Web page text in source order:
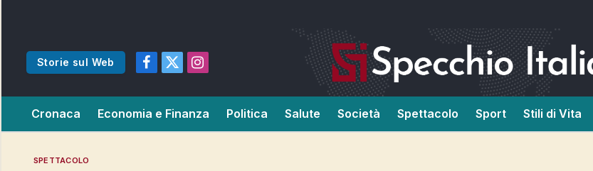
Storie sul Web
Facebook
X
Instagram
Cronaca Economia e Finanza Politica Salute Società Spettacolo Sport Stili di Vita
SPETTACOLO